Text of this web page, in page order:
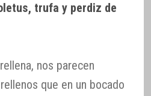
trufa y perdiz de
nos parecen
que en un bocado